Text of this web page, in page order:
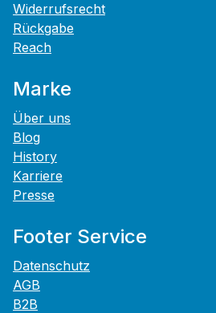
Widerrufsrecht
Rückgabe
Reach
Marke
Über uns
Blog
History
Karriere
Presse
Footer Service
Datenschutz
AGB
B2B